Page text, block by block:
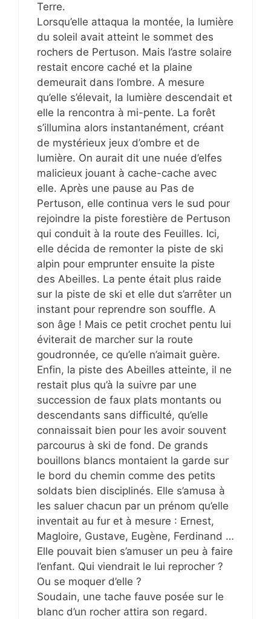
Terre.
Lorsqu’elle attaqua la montée, la lumière
du soleil avait atteint le sommet des
rochers de Pertuson. Mais l’astre solaire
restait encore caché et la plaine
demeurait dans l’ombre. A mesure
qu’elle s’élevait, la lumière descendait et
elle la rencontra à mi-pente. La forêt
s’illumina alors instantanément, créant
de mystérieux jeux d’ombre et de
lumière. On aurait dit une nuée d’elfes
malicieux jouant à cache-cache avec
elle. Après une pause au Pas de
Pertuson, elle continua vers le sud pour
rejoindre la piste forestière de Pertuson
qui conduit à la route des Feuilles. Ici,
elle décida de remonter la piste de ski
alpin pour emprunter ensuite la piste
des Abeilles. La pente était plus raide
sur la piste de ski et elle dut s’arrêter un
instant pour reprendre son souffle. A
son âge ! Mais ce petit crochet pentu lui
éviterait de marcher sur la route
goudronnée, ce qu’elle n’aimait guère.
Enfin, la piste des Abeilles atteinte, il ne
restait plus qu’à la suivre par une
succession de faux plats montants ou
descendants sans difficulté, qu’elle
connaissait bien pour les avoir souvent
parcourus à ski de fond. De grands
bouillons blancs montaient la garde sur
le bord du chemin comme des petits
soldats bien disciplinés. Elle s’amusa à
les saluer chacun par un prénom qu’elle
inventait au fur et à mesure : Ernest,
Magloire, Gustave, Eugène, Ferdinand …
Elle pouvait bien s’amuser un peu à faire
l’enfant. Qui viendrait le lui reprocher ?
Ou se moquer d’elle ?
Soudain, une tache fauve posée sur le
blanc d’un rocher attira son regard.